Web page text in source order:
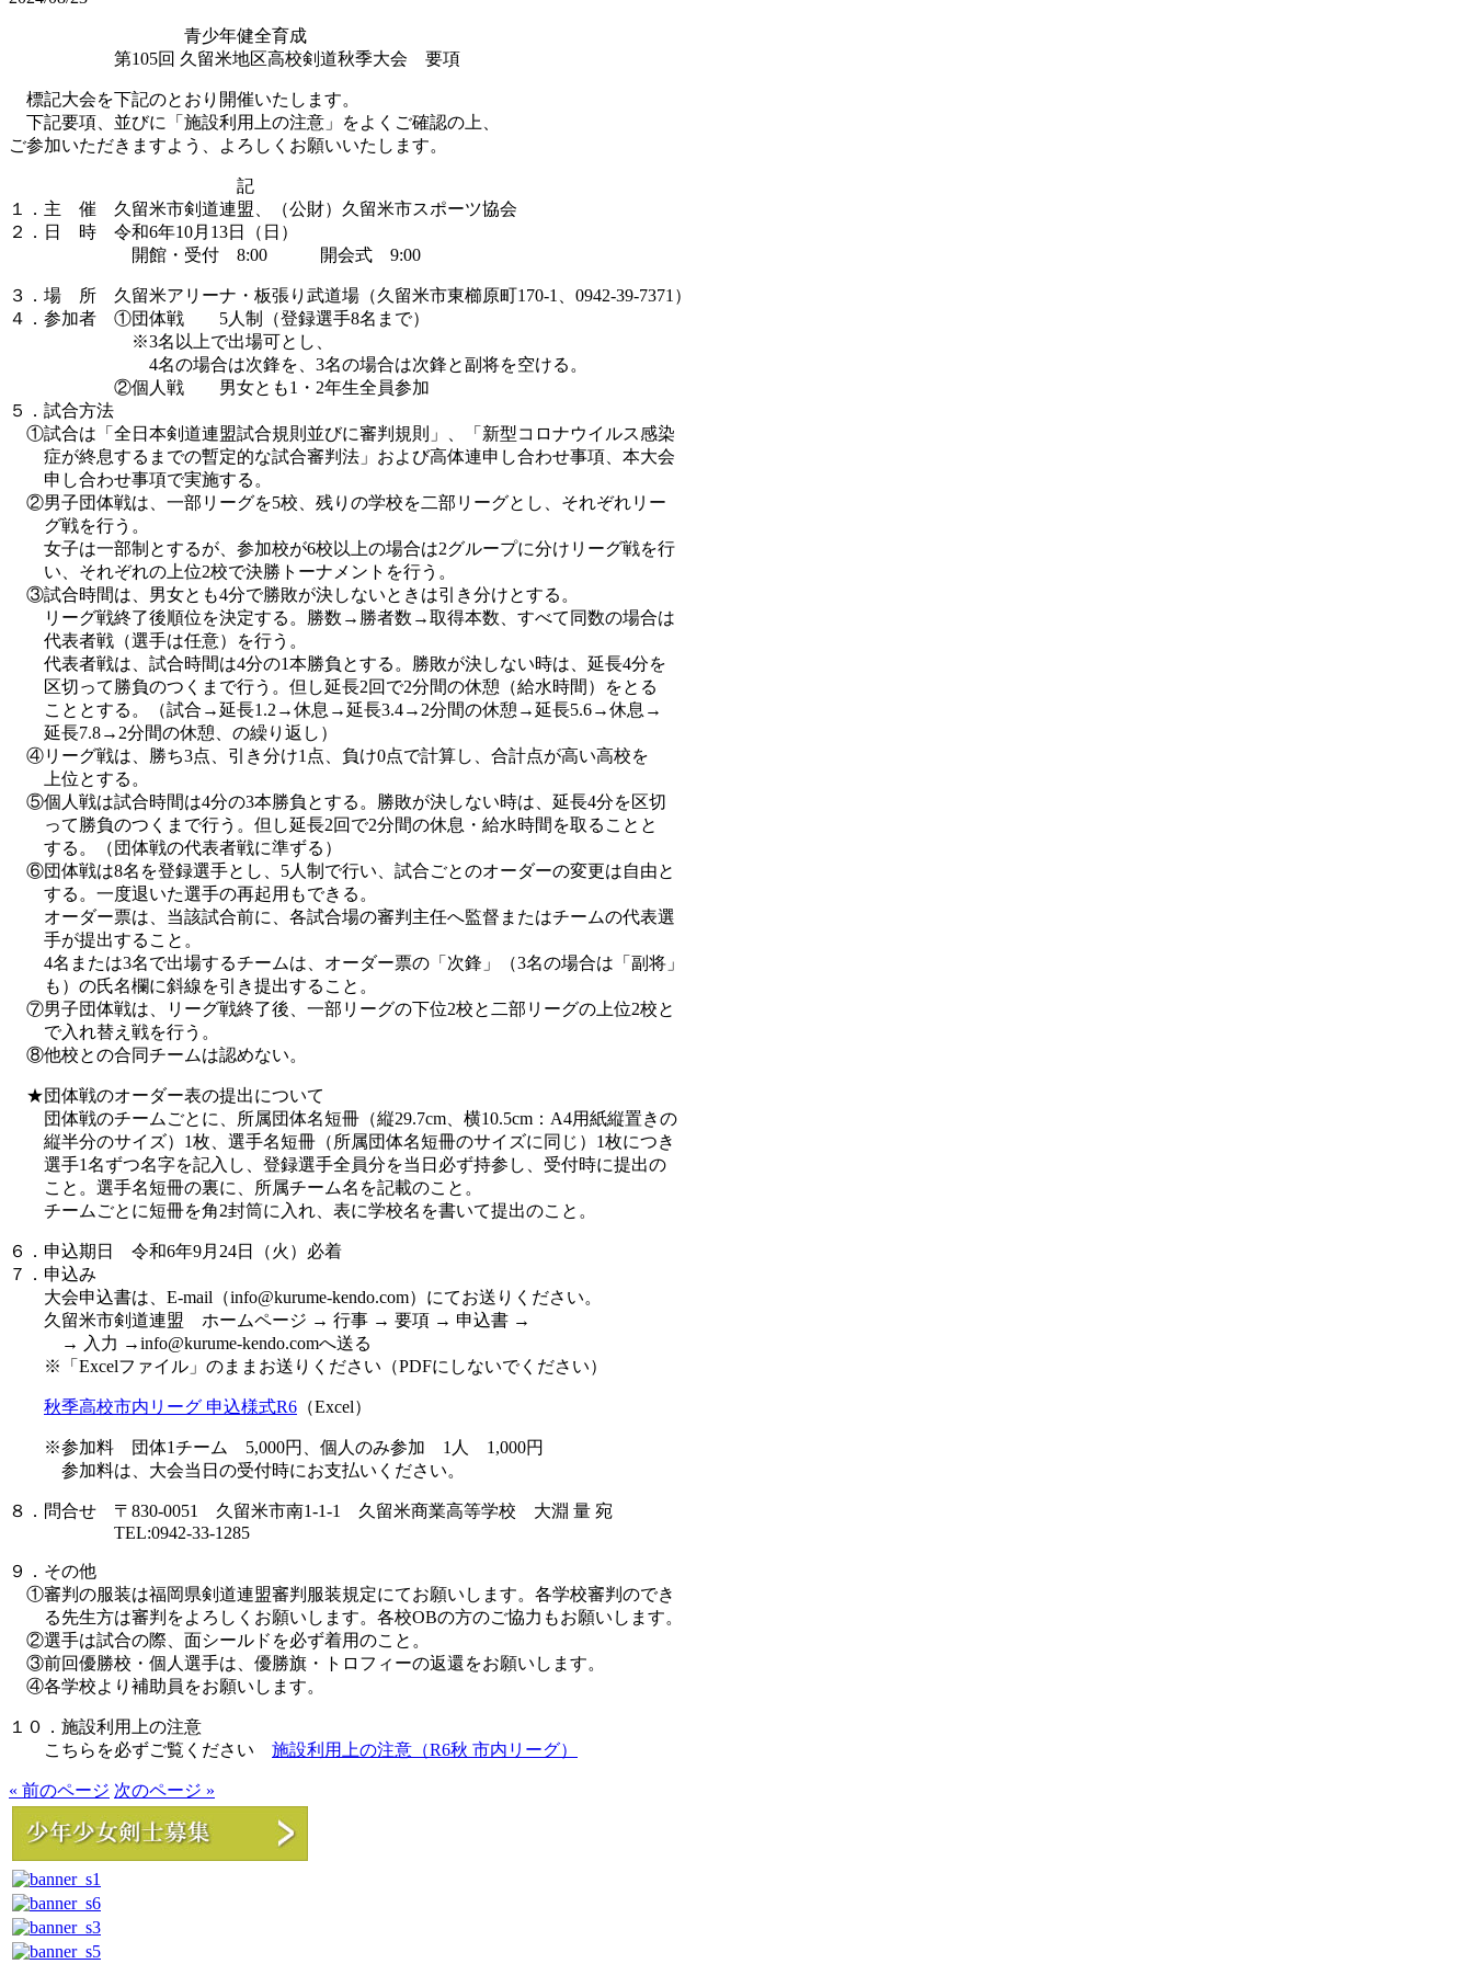
青少年健全育成
第105回 久留米地区高校剣道秋季大会 要項
標記大会を下記のとおり開催いたします。
下記要項、並びに「施設利用上の注意」をよくご確認の上、
ご参加いただきますよう、よろしくお願いいたします。
記
１．主 催 久留米市剣道連盟、（公財）久留米市スポーツ協会
２．日 時 令和6年10月13日（日）
開館・受付 8:00 開会式 9:00
３．場 所 久留米アリーナ・板張り武道場（久留米市東櫛原町170-1、0942-39-7371）
４．参加者 ①団体戦 5人制（登録選手8名まで）
※3名以上で出場可とし、
4名の場合は次鋒を、3名の場合は次鋒と副将を空ける。
②個人戦 男女とも1・2年生全員参加
５．試合方法
①試合は「全日本剣道連盟試合規則並びに審判規則」、「新型コロナウイルス感染
症が終息するまでの暫定的な試合審判法」および高体連申し合わせ事項、本大会
申し合わせ事項で実施する。
②男子団体戦は、一部リーグを5校、残りの学校を二部リーグとし、それぞれリー
グ戦を行う。
女子は一部制とするが、参加校が6校以上の場合は2グループに分けリーグ戦を行
い、それぞれの上位2校で決勝トーナメントを行う。
③試合時間は、男女とも4分で勝敗が決しないときは引き分けとする。
リーグ戦終了後順位を決定する。勝数→勝者数→取得本数、すべて同数の場合は
代表者戦（選手は任意）を行う。
代表者戦は、試合時間は4分の1本勝負とする。勝敗が決しない時は、延長4分を
区切って勝負のつくまで行う。但し延長2回で2分間の休憩（給水時間）をとる
こととする。（試合→延長1.2→休息→延長3.4→2分間の休憩→延長5.6→休息→
延長7.8→2分間の休憩、の繰り返し）
④リーグ戦は、勝ち3点、引き分け1点、負け0点で計算し、合計点が高い高校を
上位とする。
⑤個人戦は試合時間は4分の3本勝負とする。勝敗が決しない時は、延長4分を区切
って勝負のつくまで行う。但し延長2回で2分間の休息・給水時間を取ることと
する。（団体戦の代表者戦に準ずる）
⑥団体戦は8名を登録選手とし、5人制で行い、試合ごとのオーダーの変更は自由と
する。一度退いた選手の再起用もできる。
オーダー票は、当該試合前に、各試合場の審判主任へ監督またはチームの代表選
手が提出すること。
4名または3名で出場するチームは、オーダー票の「次鋒」（3名の場合は「副将」
も）の氏名欄に斜線を引き提出すること。
⑦男子団体戦は、リーグ戦終了後、一部リーグの下位2校と二部リーグの上位2校と
で入れ替え戦を行う。
⑧他校との合同チームは認めない。
★団体戦のオーダー表の提出について
団体戦のチームごとに、所属団体名短冊（縦29.7cm、横10.5cm：A4用紙縦置きの
縦半分のサイズ）1枚、選手名短冊（所属団体名短冊のサイズに同じ）1枚につき
選手1名ずつ名字を記入し、登録選手全員分を当日必ず持参し、受付時に提出の
こと。選手名短冊の裏に、所属チーム名を記載のこと。
チームごとに短冊を角2封筒に入れ、表に学校名を書いて提出のこと。
６．申込期日 令和6年9月24日（火）必着
７．申込み
大会申込書は、E-mail（info@kurume-kendo.com）にてお送りください。
久留米市剣道連盟 ホームページ → 行事 → 要項 → 申込書 →
→ 入力 →info@kurume-kendo.comへ送る
※「Excelファイル」のままお送りください（PDFにしないでください）
秋季高校市内リーグ 申込様式R6 （Excel）
※参加料 団体1チーム 5,000円、個人のみ参加 1人 1,000円
参加料は、大会当日の受付時にお支払いください。
８．問合せ 〒830-0051 久留米市南1-1-1 久留米商業高等学校 大淵 量 宛
TEL:0942-33-1285
９．その他
①審判の服装は福岡県剣道連盟審判服装規定にてお願いします。各学校審判のでき
る先生方は審判をよろしくお願いします。各校OBの方のご協力もお願いします。
②選手は試合の際、面シールドを必ず着用のこと。
③前回優勝校・個人選手は、優勝旗・トロフィーの返還をお願いします。
④各学校より補助員をお願いします。
１０．施設利用上の注意
こちらを必ずご覧ください 施設利用上の注意（R6秋 市内リーグ）
« 前のページ 次のページ »